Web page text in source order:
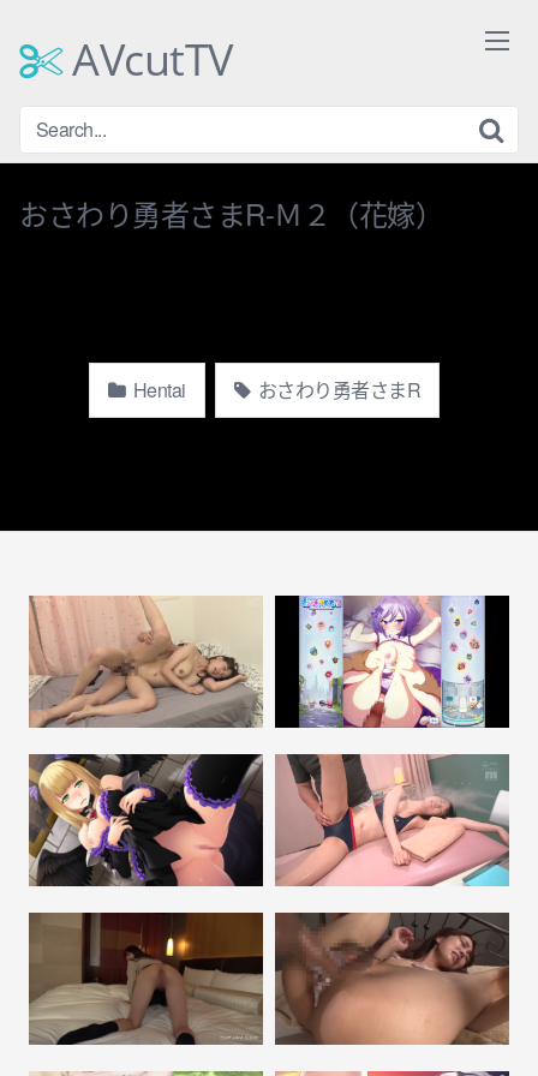
contentAVcutTV
おさわり勇者さまR-Ｍ２（花嫁）
Hentai おさわり勇者さまR